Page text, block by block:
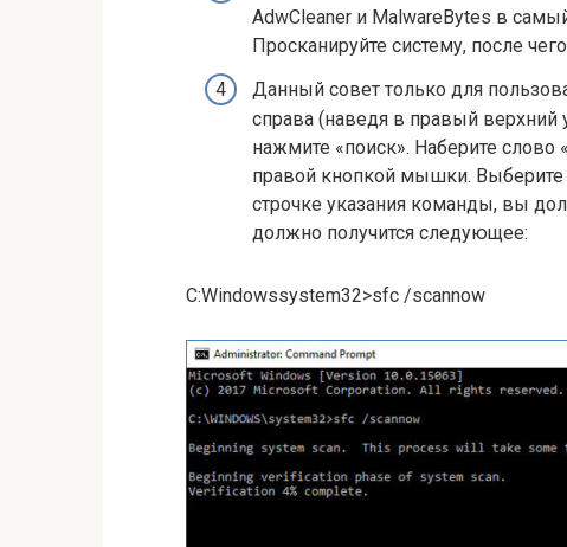
AdwCleaner и MalwareBytes в
Просканируйте систему, после
Данный совет только для
справа (наведя в правый верхний
нажмите «поиск». Наберите слово
правой кнопкой мышки. Выберите
строчке указания команды, вы
должно получится следующее:
C:Windowssystem32>sfc /scannow